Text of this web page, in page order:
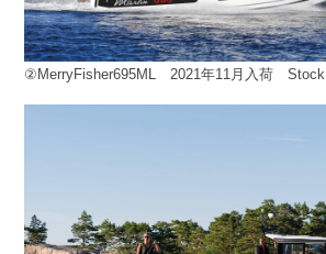
②MerryFisher695ML 2021年11月入荷 Stock